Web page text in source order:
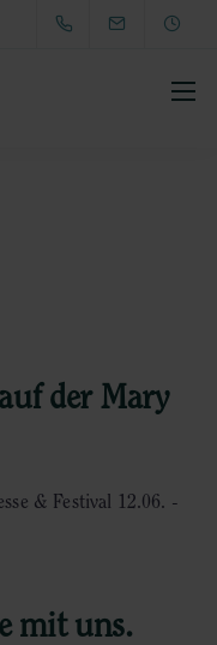
der Mary
& Festival 12.06. -
mit uns.